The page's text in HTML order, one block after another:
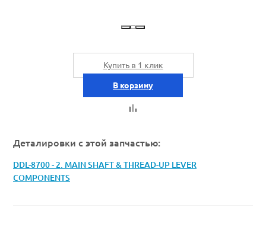
Купить в 1 клик
В корзину
Деталировки с этой запчастью:
DDL-8700 - 2. MAIN SHAFT & THREAD-UP LEVER
COMPONENTS